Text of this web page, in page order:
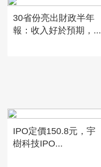
30省份亮出財政半年
報：收入好於預期，...
IPO定價150.8元，宇
樹科技IPO...